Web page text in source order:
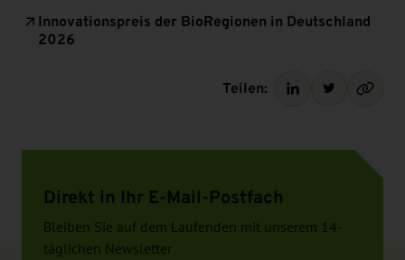
Innovationspreis der BioRegionen in Deutschland
2026
Teilen:
Direkt in Ihr E-Mail-Postfach
Bleiben Sie auf dem Laufenden mit unserem 14-
täglichen Newsletter